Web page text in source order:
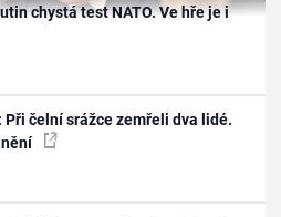
chystá test NATO. Ve hře je i
čelní srážce zemřeli dva lidé.